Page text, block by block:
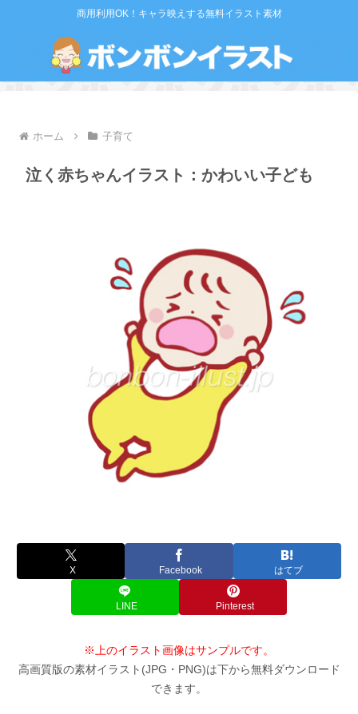
商用利用OK！キャラ映えする無料イラスト素材
ホーム 子育て
泣く赤ちゃんイラスト：かわいい子ども
X Facebook はてブ
LINE Pinterest
※上のイラスト画像はサンプルです。
高画質版の素材イラスト(JPG・PNG)は下から無料ダウンロード
できます。